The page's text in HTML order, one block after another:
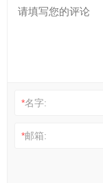
*名字:
*邮箱: